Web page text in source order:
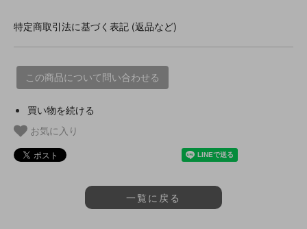
特定商取引法に基づく表記 (返品など)
この商品について問い合わせる
買い物を続ける
お気に入り
一覧に戻る